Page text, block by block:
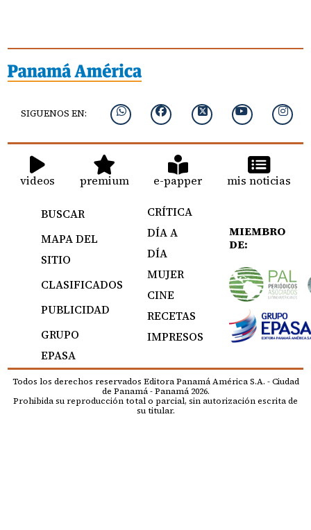
SIGUENOS EN:
videos premium e-papper mis noticias
BUSCAR
MAPA DEL
SITIO
CLASIFICADOS
PUBLICIDAD
GRUPO
EPASA
CRÍTICA
DÍA A
DÍA
MUJER
CINE
RECETAS
IMPRESOS
MIEMBRO
DE:
Todos los derechos reservados Editora Panamá América S.A. - Ciudad
de Panamá - Panamá 2026.
Prohibida su reproducción total o parcial, sin autorización escrita de
su titular.